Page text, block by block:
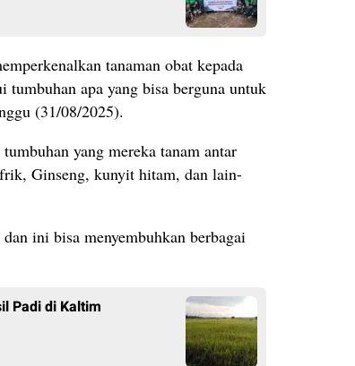
tanaman obat kepada
tumbuhan apa yang bisa berguna untuk
(31/08/2025).
yang mereka tanam antar
Ginseng, kunyit hitam, dan lain-
ini bisa menyembuhkan berbagai
Padi di Kaltim